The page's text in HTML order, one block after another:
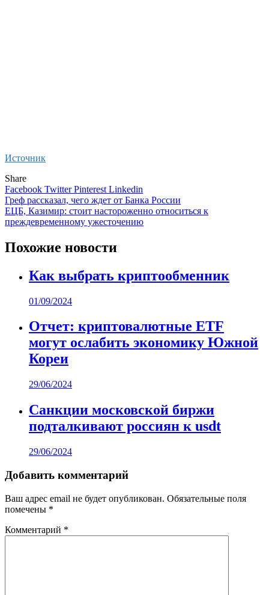
Источник
Share
Facebook TwitterPinterest Linkedin
Навигация
по
Греф рассказал, чего ждет от Банка России
ЕЦБ, Казимир: стоит настороженно относиться к
преждевременному ужесточению
Похожие новости
Как выбрать криптообменник
01/09/2024
Отчет: криптовалютные ETF
могут ослабить экономику Южной
Кореи
29/06/2024
Санкции московской биржи
подталкивают россиян к usdt
29/06/2024
Добавить комментарий
Ваш адрес email не будет опубликован. Обязательные поля
помечены *
Комментарий *